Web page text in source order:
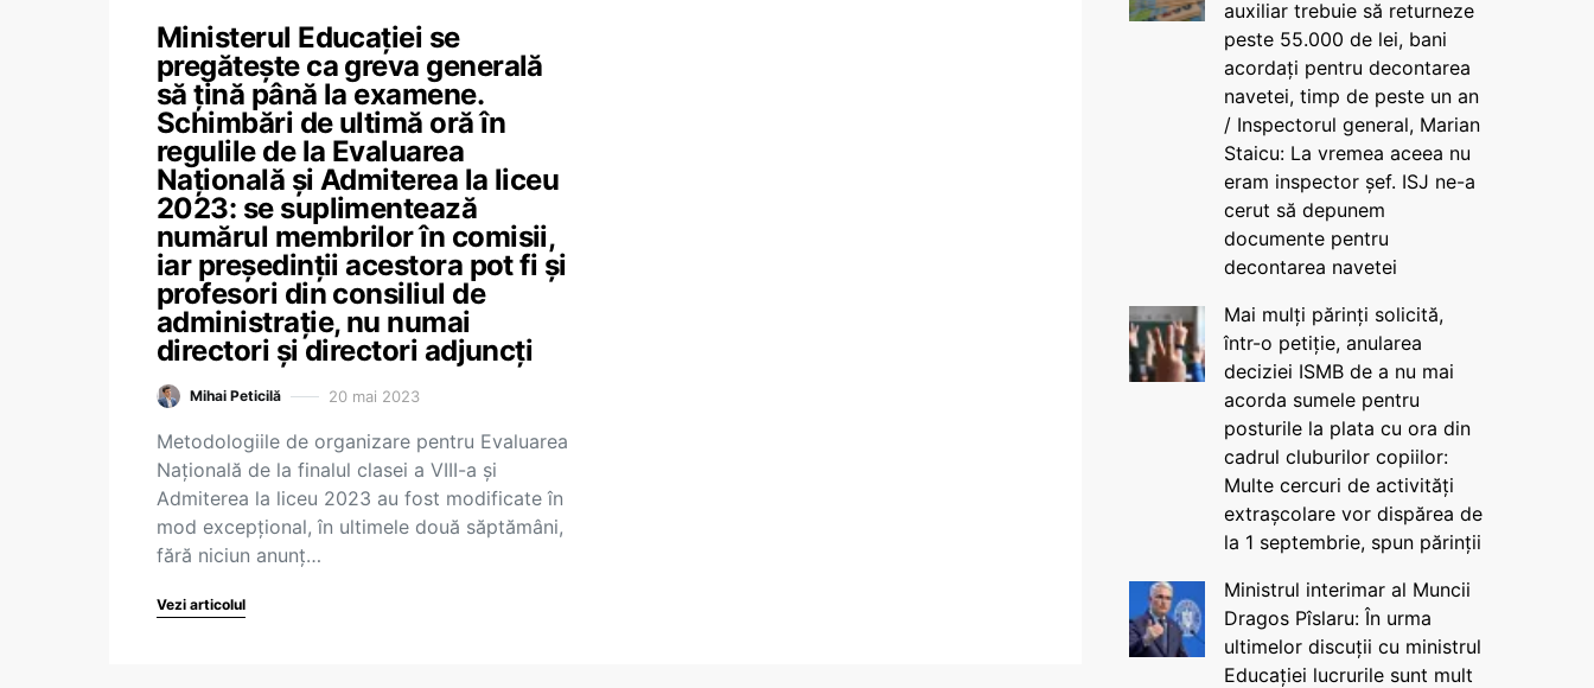
Ministerul Educației se
pregătește ca greva generală
să țină până la examene.
Schimbări de ultimă oră în
regulile de la Evaluarea
Națională și Admiterea la liceu
2023: se suplimentează
numărul membrilor în comisii,
iar președinții acestora pot fi și
profesori din consiliul de
administrație, nu numai
directori și directori adjuncți
Mihai Peticilă 20 mai 2023
Metodologiile de organizare pentru Evaluarea
Națională de la finalul clasei a VIII-a și
Admiterea la liceu 2023 au fost modificate în
mod excepțional, în ultimele două săptămâni,
fără niciun anunț…
Vezi articolul
auxiliar trebuie să returneze
peste 55.000 de lei, bani
acordați pentru decontarea
navetei, timp de peste un an
/ Inspectorul general, Marian
Staicu: La vremea aceea nu
eram inspector șef. ISJ ne-a
cerut să depunem
documente pentru
decontarea navetei
Mai mulți părinți solicită,
într-o petiție, anularea
deciziei ISMB de a nu mai
acorda sumele pentru
posturile la plata cu ora din
cadrul cluburilor copiilor:
Multe cercuri de activități
extrașcolare vor dispărea de
la 1 septembrie, spun părinții
Ministrul interimar al Muncii
Dragos Pîslaru: În urma
ultimelor discuții cu ministrul
Educației lucrurile sunt mult